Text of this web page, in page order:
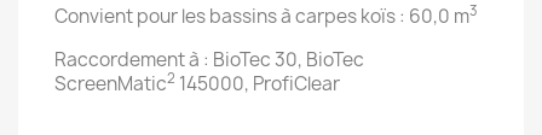
Convient pour les bassins à carpes koïs : 60,0 m3
Raccordement à : BioTec 30, BioTec
ScreenMatic2 145000, ProfiClear